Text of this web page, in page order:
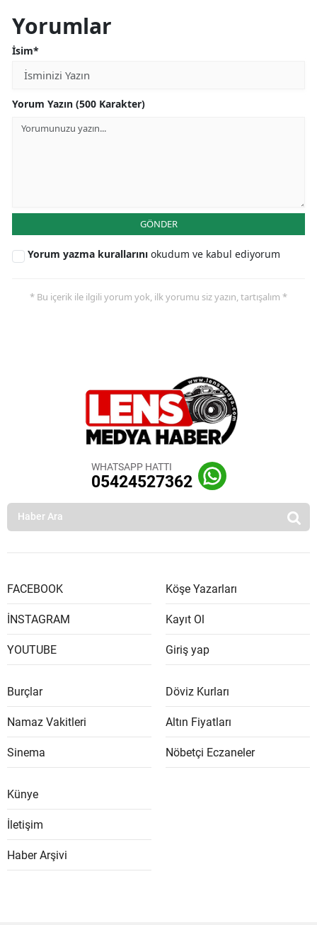
Yorumlar
İsim*
Yorum Yazın (500 Karakter)
GÖNDER
Yorum yazma kurallarını okudum ve kabul ediyorum
* Bu içerik ile ilgili yorum yok, ilk yorumu siz yazın, tartışalım *
WHATSAPP HATTI
05424527362
FACEBOOK
İNSTAGRAM
YOUTUBE
Köşe Yazarları
Kayıt Ol
Giriş yap
Burçlar
Namaz Vakitleri
Sinema
Döviz Kurları
Altın Fiyatları
Nöbetçi Eczaneler
Künye
İletişim
Haber Arşivi